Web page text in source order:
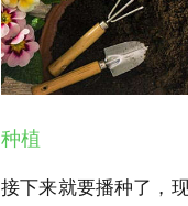
种植
接下来就要播种了，